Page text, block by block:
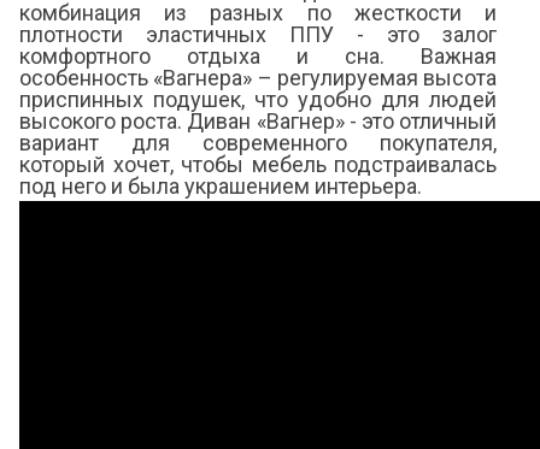
комбинация из разных по жесткости и
плотности эластичных ППУ - это залог
комфортного отдыха и сна. Важная
особенность «Вагнера» – регулируемая высота
приспинных подушек, что удобно для людей
высокого роста. Диван «Вагнер» - это отличный
вариант для современного покупателя,
который хочет, чтобы мебель подстраивалась
под него и была украшением интерьера.